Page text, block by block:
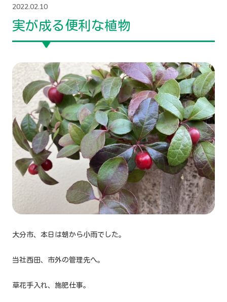
2022.02.10
実が成る便利な植物
大分市、本日は朝から小雨でした。
当社西田、市外の管理先へ。
草花手入れ、施肥仕事。